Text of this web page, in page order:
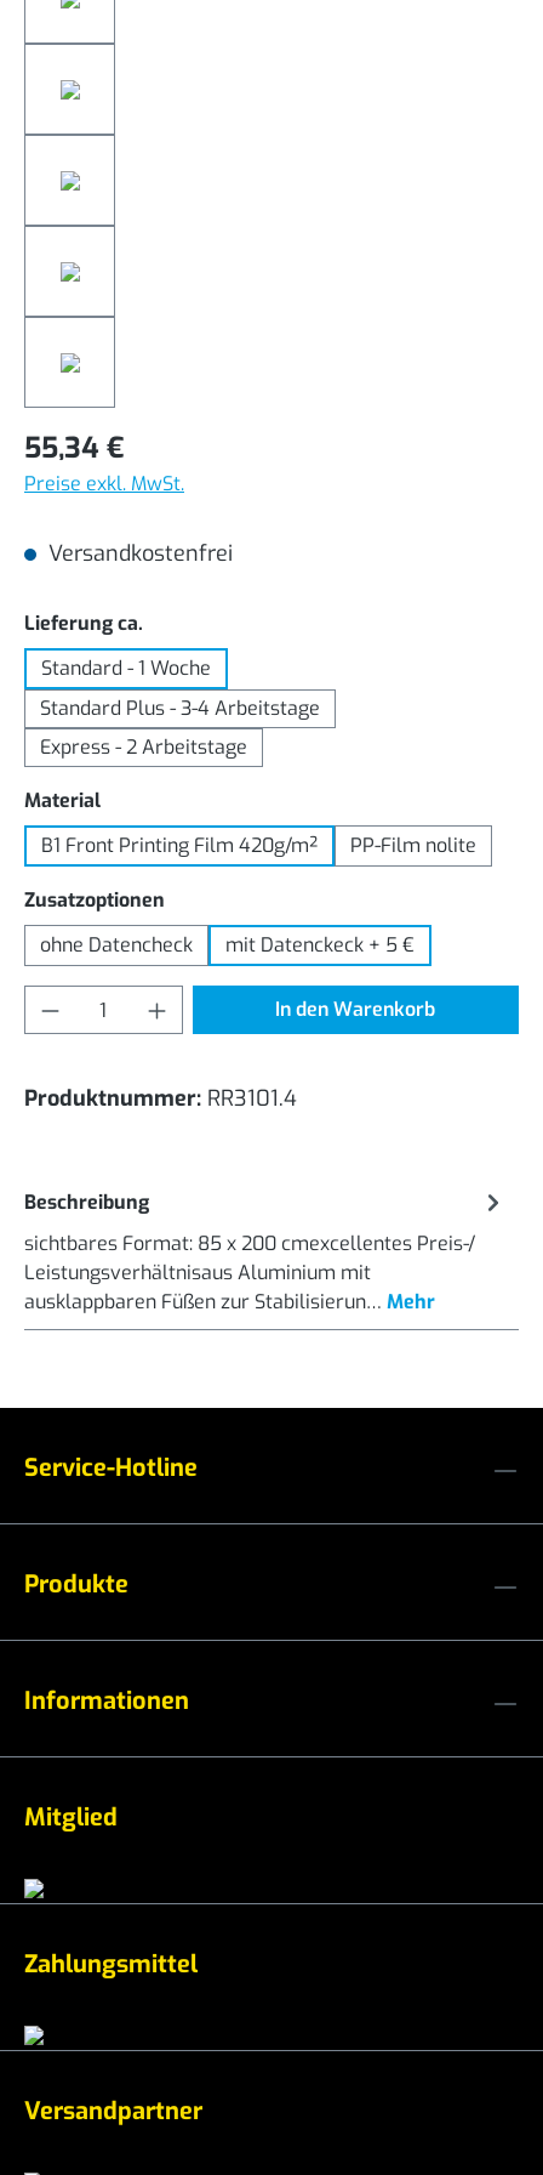
55,34 €
Preise exkl. MwSt.
Versandkostenfrei
Lieferung ca.
Standard - 1 Woche
Standard Plus - 3-4 Arbeitstage
Express - 2 Arbeitstage
Materialauswählen
B1 Front Printing Film 420g/m²
PP-Film nolite
Zusatzoptionen
ohne Datencheck
mit Datenckeck + 5 €
Produkt Anzahl: Gib den gewünschten
In den Warenkorb
Produktnummer: RR3101.4
Beschreibung
sichtbares Format: 85 x 200 cmexcellentes Preis-/
Leistungsverhältnisaus Aluminium mit
ausklappbaren Füßen zur Stabilisierun… Mehr
Service-Hotline
Produkte
Informationen
Mitglied
Zahlungsmittel
Versandpartner